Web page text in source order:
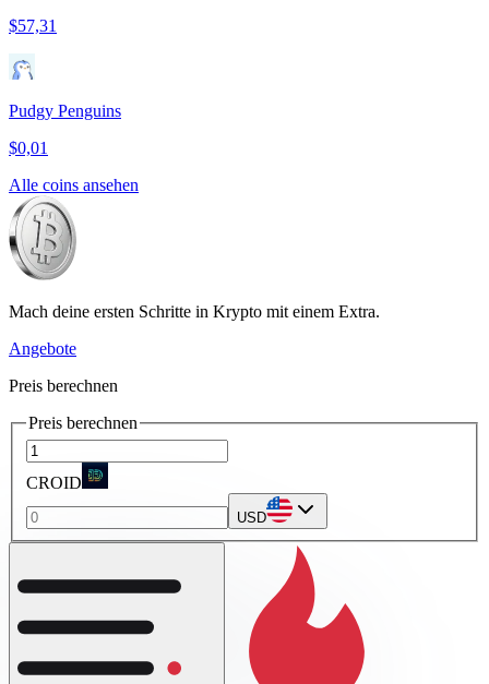
$57,31
Pudgy Penguins
$0,01
Alle coins ansehen
Mach deine ersten Schritte in Krypto mit einem Extra.
Angebote
Preis berechnen
Preis berechnen
CROID
USD